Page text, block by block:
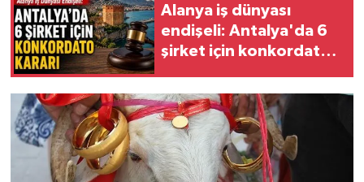
Alanya iş dünyası
endişeli: Antalya'da 6
şirket için konkordato